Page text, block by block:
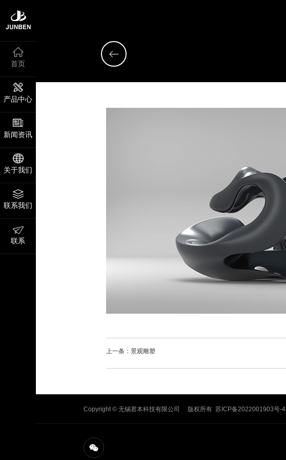
首页
产品中心
新闻资讯
关于我们
联系我们
联系
上一条：景观雕塑
Copyright © 无锡君本科技有限公司 版权所有 苏ICP备2022001903号-4